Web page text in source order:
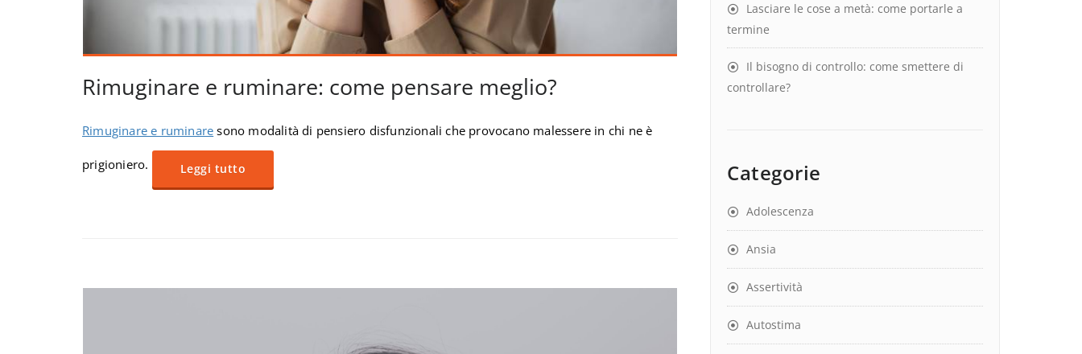
Rimuginare e ruminare: come pensare meglio?
Rimuginare e ruminare sono modalità di pensiero disfunzionali che provocano malessere in chi ne è
prigioniero. Leggi tutto
Lasciare le cose a metà: come portarle a
termine
Il bisogno di controllo: come smettere di
controllare?
Categorie
Adolescenza
Ansia
Assertività
Autostima